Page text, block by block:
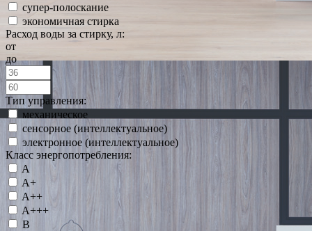
супер-полоскание
экономичная стирка
Расход воды за стирку, л:
от
до
Тип управления:
механическое
сенсорное (интеллектуальное)
электронное (интеллектуальное)
Класс энергопотребления:
A
A+
A++
A+++
B